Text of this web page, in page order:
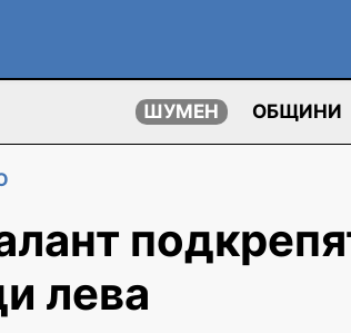
ШУМЕН ОБЩИНИ
лева